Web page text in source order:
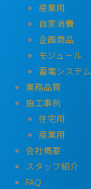
産業用
自家消費
企画商品
モジュール
蓄電システム
業務品質
施工事例
住宅用
産業用
会社概要
スタッフ紹介
FAQ